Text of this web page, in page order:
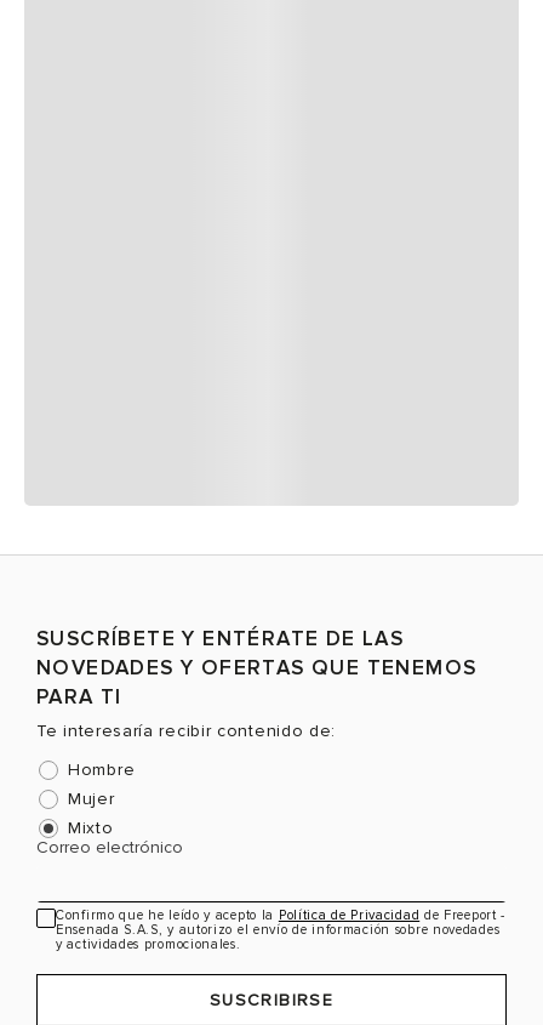
SUSCRÍBETE Y ENTÉRATE DE LAS
NOVEDADES Y OFERTAS QUE TENEMOS
PARA TI
Te interesaría recibir contenido de:
Hombre
Mujer
Mixto
Correo electrónico
Confirmo que he leído y acepto la Política de Privacidad de Freeport -
Ensenada S.A.S, y autorizo el envío de información sobre novedades
y actividades promocionales.
SUSCRIBIRSE